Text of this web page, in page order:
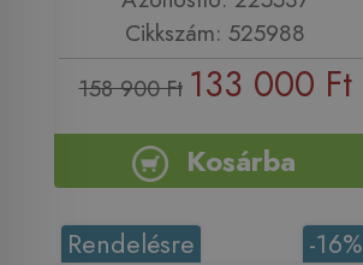
Cikkszám: 525988
158 900 Ft 133 000 Ft
Kosárba
-16%
Rendelésre